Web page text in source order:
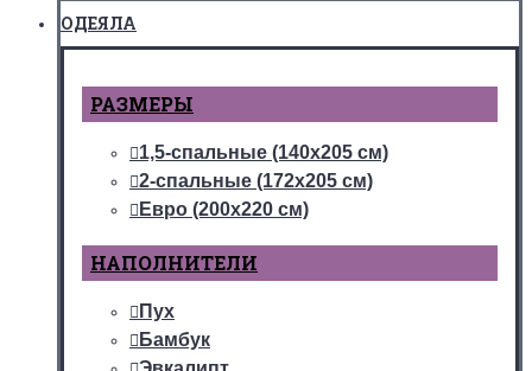
ОДЕЯЛА
РАЗМЕРЫ
1,5-спальные (140х205 см)
2-спальные (172х205 см)
Евро (200х220 см)
НАПОЛНИТЕЛИ
Пух
Бамбук